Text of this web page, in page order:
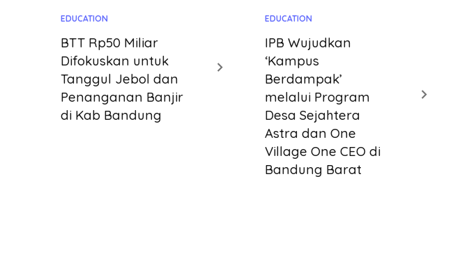
EDUCATION
BTT Rp50 Miliar
Difokuskan untuk
Tanggul Jebol dan
Penanganan Banjir
di Kab Bandung
EDUCATION
IPB Wujudkan
‘Kampus
Berdampak’
melalui Program
Desa Sejahtera
Astra dan One
Village One CEO di
Bandung Barat